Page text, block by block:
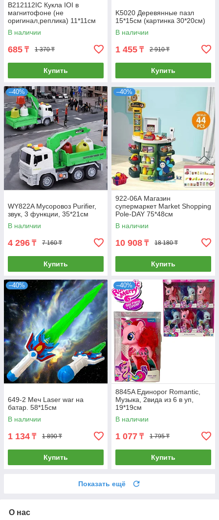
B212112IC Кукла IOI в
магнитофоне (не
оригинал,реплика) 11*11см
В наличии
685 ₸ 1 370 ₸
Купить
K5020 Деревянные пазл
15*15см (картинка 30*20см)
В наличии
1 455 ₸ 2 910 ₸
Купить
–40%
WY822A Мусоровоз Purifier,
звук, 3 функции, 35*21см
В наличии
4 296 ₸ 7 160 ₸
Купить
–40%
922-06А Магазин
супермаркет Market Shopping
Pole-DAY 75*48см
В наличии
10 908 ₸ 18 180 ₸
Купить
–40%
649-2 Меч Laser war на
батар. 58*15см
В наличии
1 134 ₸ 1 890 ₸
Купить
–40%
8845A Единорог Romantic,
Музыка, 2вида из 6 в уп,
19*19см
В наличии
1 077 ₸ 1 795 ₸
Купить
Показать ещё
О нас